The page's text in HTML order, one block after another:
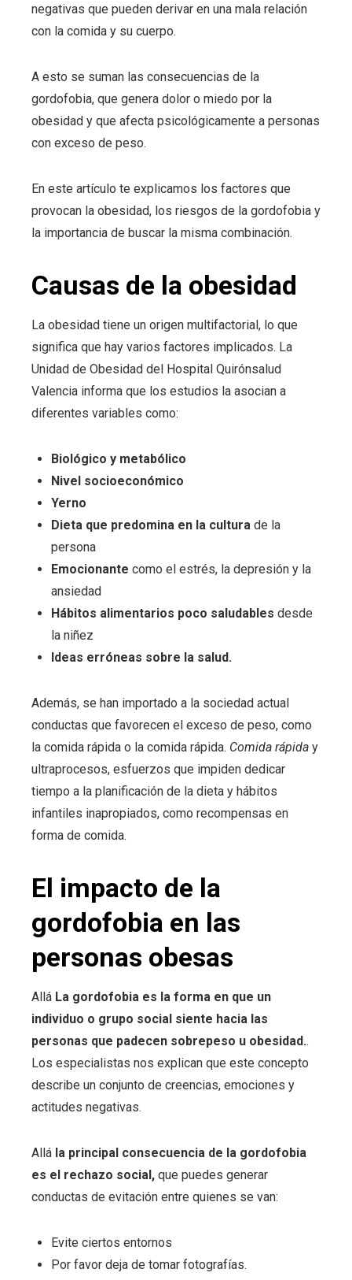
negativas que pueden derivar en una mala relación
con la comida y su cuerpo.
A esto se suman las consecuencias de la
gordofobia, que genera dolor o miedo por la
obesidad y que afecta psicológicamente a personas
con exceso de peso.
En este artículo te explicamos los factores que
provocan la obesidad, los riesgos de la gordofobia y
la importancia de buscar la misma combinación.
Causas de la obesidad
La obesidad tiene un origen multifactorial, lo que
significa que hay varios factores implicados. La
Unidad de Obesidad del Hospital Quirónsalud
Valencia informa que los estudios la asocian a
diferentes variables como:
Biológico y metabólico
Nivel socioeconómico
Yerno
Dieta que predomina en la cultura de la
persona
Emocionante como el estrés, la depresión y la
ansiedad
Hábitos alimentarios poco saludables desde
la niñez
Ideas erróneas sobre la salud.
Además, se han importado a la sociedad actual
conductas que favorecen el exceso de peso, como
la comida rápida o la comida rápida. Comida rápida y
ultraprocesos, esfuerzos que impiden dedicar
tiempo a la planificación de la dieta y hábitos
infantiles inapropiados, como recompensas en
forma de comida.
El impacto de la
gordofobia en las
personas obesas
Allá La gordofobia es la forma en que un
individuo o grupo social siente hacia las
personas que padecen sobrepeso u obesidad..
Los especialistas nos explican que este concepto
describe un conjunto de creencias, emociones y
actitudes negativas.
Allá la principal consecuencia de la gordofobia
es el rechazo social, que puedes generar
conductas de evitación entre quienes se van:
Evite ciertos entornos
Por favor deja de tomar fotografías.